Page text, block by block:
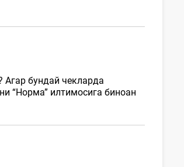
Агар бундай чекларда
“Норма” илтимосига биноан